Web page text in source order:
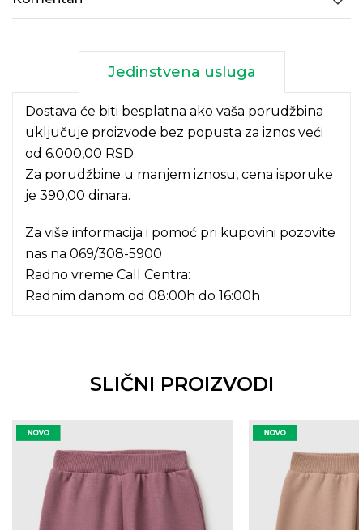
Jedinstvena usluga
Dostava će biti besplatna ako vaša porudžbina
uključuje proizvode bez popusta za iznos veći
od 6.000,00 RSD.
Za porudžbine u manjem iznosu, cena isporuke
je 390,00 dinara.
Za više informacija i pomoć pri kupovini pozovite
nas na 069/308-5900
Radno vreme Call Centra:
Radnim danom od 08:00h do 16:00h
SLIČNI PROIZVODI